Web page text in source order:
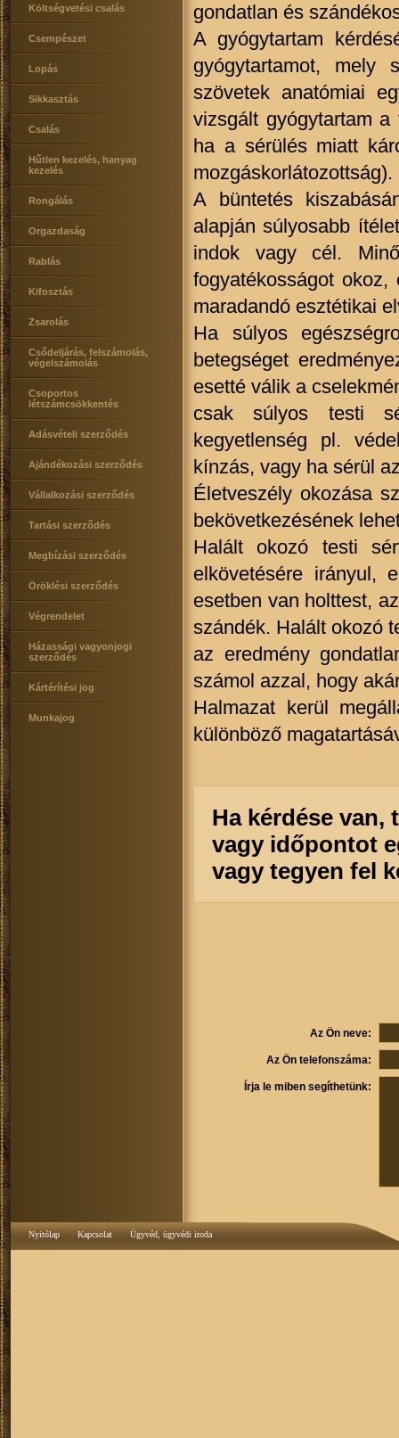
Költségvetési csalás
Csempészet
Lopás
Sikkasztás
Csalás
Hűtlen kezelés, hanyag
kezelés
Rongálás
Orgazdaság
Rablás
Kifosztás
Zsarolás
Csődeljárás, felszámolás,
végelszámolás
Csoportos
létszámcsökkentés
Adásvételi szerződés
Ajándékozási szerződés
Vállalkozási szerződés
Tartási szerződés
Megbízási szerződés
Öröklési szerződés
Végrendelet
Házassági vagyonjogi
szerződés
Kártérítési jog
Munkajog
gondatlan és
A gyógytartam
gyógytartamot,
szövetek anatómiai
vizsgált gyógytartam
ha a sérülés miatt
mozgáskorlátozottság).
A büntetés
alapján súlyosabb
indok vagy cél.
fogyatékosságot
maradandó esztétikai
Ha súlyos
betegséget
esetté válik a
csak súlyos testi
kegyetlenség pl.
kínzás, vagy ha sérül
Életveszély okozása
bekövetkezésének
Halált okozó testi
elkövetésére irányul,
esetben van holttest,
szándék. Halált okozó
az eredmény
számol azzal, hogy
Halmazat kerül
különböző
Ha kérdése van,
vagy időpontot
vagy tegyen fel
Az Ön neve:
Az Ön telefonszáma:
Írja le miben segíthetünk:
Nyitólap Kapcsolat Ügyvéd, ügyvédi iroda